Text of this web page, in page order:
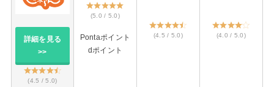
詳細を見る
>>
(4.5 / 5.0)
(5.0 / 5.0)
Pontaポイント
dポイント
(4.5 / 5.0) (4.0 / 5.0)